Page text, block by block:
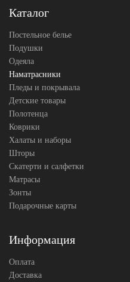
Каталог
Постельное белье
Подушки
Одеяла
Наматрасники
Пледы и покрывала
Детские товары
Полотенца
Коврики
Халаты и наборы
Шторы
Скатерти и салфетки
Матрасы
Зонты
Подарочные карты
Информация
Оплата
Доставка